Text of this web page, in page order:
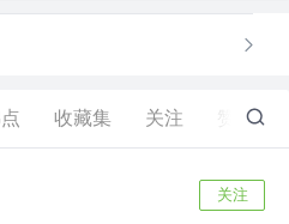
收藏集 关注 34
关注